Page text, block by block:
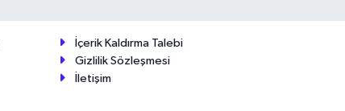
İçerik Kaldırma Talebi
Gizlilik Sözleşmesi
İletişim